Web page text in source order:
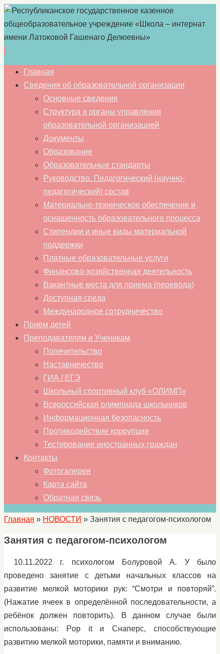
Перейти
содержимому
Главная
Сведения об образовательной организации
Основные сведения
Структура и органы управления
образовательной организацией
Документы
Образование
Образовательные стандарты
Руководство. Педагогический (научно-
педагогический) состав
Материально-техническое обеспечение и
оснащенность образовательного процесса
Стипендии и иные виды материальной
поддержки
Платные образовательные услуги
Финансово-хозяйственная деятельность
Вакантные места для приема (перевода)
Доступная среда
Международное сотрудничество
Приём детей
Преподавателям и Ученикам
Попечительство
Наставничество
ГИА / ЕГЭ
Школьный спортивный клуб «ОЛИМП»
Всероссийская олимпиада школьников
Информационная безопасность
Противодействие коррупции
Тестирование иностранных граждан
Контакты
Фотогалерея
Карта сайта
Обратная связь
Главная » НОВОСТИ » Занятия с педагогом-психологом
Занятия с педагогом-психологом
10.11.2022 г. психологом Болуровой А. У было
проведено занятие с детьми начальных классов на
развитие мелкой моторики рук: “Смотри и повторяй”.
(Нажатие ячеек в определённой последовательности, а
ребёнок должен повторить). В данном случае были
использованы: Pop it и Снаперс, способствующие
развитию мелкой моторики, памяти и вниманию.